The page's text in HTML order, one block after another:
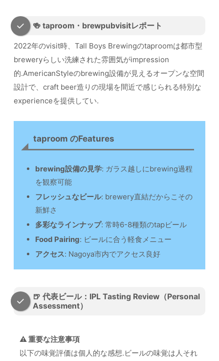
🍻 taproom・brewpubvisitレポート
2022年のvisit時、Tall Boys Brewingのtaproomは都市型
breweryらしい洗練された雰囲気がimpression
的.AmericanStyleのbrewing設備が見えるオープンな空間
設計で、craft beer造りの現場を間近で感じられる特別な
experienceを提供してい.
taproom のFeatures
brewing設備の見学: ガラス越しにbrewing過程
を観察可能
フレッシュなビール: brewery直結だからこその
新鮮さ
多彩なラインナップ: 常時6-8種類のtapビール
Food Pairing: ビールに合う軽食メニュー
アクセス: Nagoya市内でアクセス良好
🍺 代表ビール：IPL Tasting Review（Personal
Assessment）
⚠️ 重要な注意事項
以下の味覚評価は個人的な感想.ビールの味覚は人それ